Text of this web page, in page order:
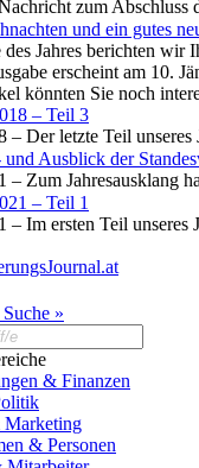
zum Abschluss
und ein gutes
Jahres berichten wir
erscheint am 10.
könnten Sie noch
– Teil 3
– Der letzte Teil
Ausblick der
– Zum Jahresausklang
– Teil 1
– Im ersten Teil unseres
»
& Finanzen
& Personen